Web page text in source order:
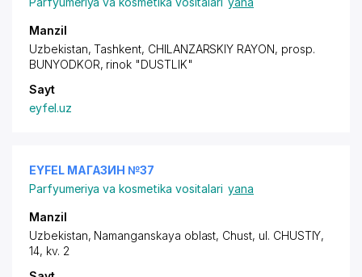
Manzil
Uzbekistan, Tashkent, CHILANZARSKIY RAYON, prosp.
BUNYODKOR, rinok "DUSTLIK"
Sayt
eyfel.uz
EYFEL МАГАЗИН №37
Parfyumeriya va kosmetika vositalari yana
Manzil
Uzbekistan, Namanganskaya oblast, Chust, ul. CHUSTIY,
14, kv. 2